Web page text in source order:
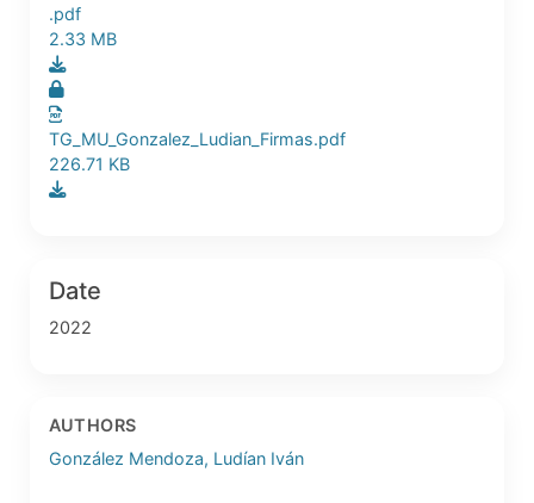
.pdf
2.33 MB
TG_MU_Gonzalez_Ludian_Firmas.pdf
226.71 KB
Date
2022
AUTHORS
González Mendoza, Ludían Iván